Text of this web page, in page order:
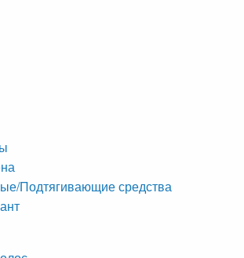
Подтягивающие средства